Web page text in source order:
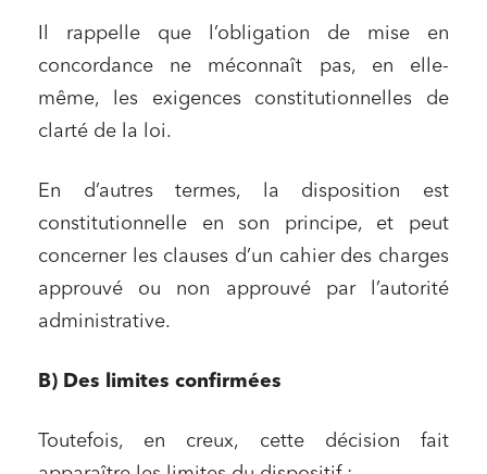
Il rappelle que l’obligation de mise en
concordance ne méconnaît pas, en elle-
même, les exigences constitutionnelles de
clarté de la loi.
En d’autres termes, la disposition est
constitutionnelle en son principe, et peut
concerner les clauses d’un cahier des charges
approuvé ou non approuvé par l’autorité
administrative.
B) Des limites confirmées
Toutefois, en creux, cette décision fait